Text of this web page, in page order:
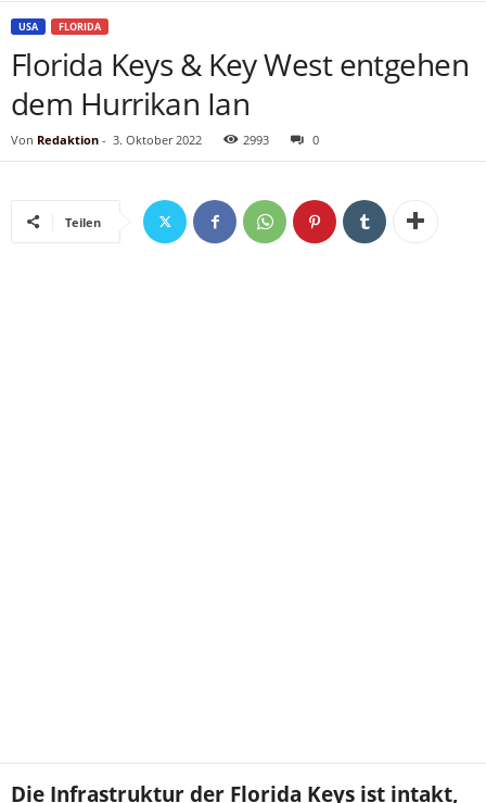
USA FLORIDA
Florida Keys & Key West entgehen
dem Hurrikan Ian
Von Redaktion - 3. Oktober 2022 2993 0
Teilen
Die Infrastruktur der Florida Keys ist intakt,